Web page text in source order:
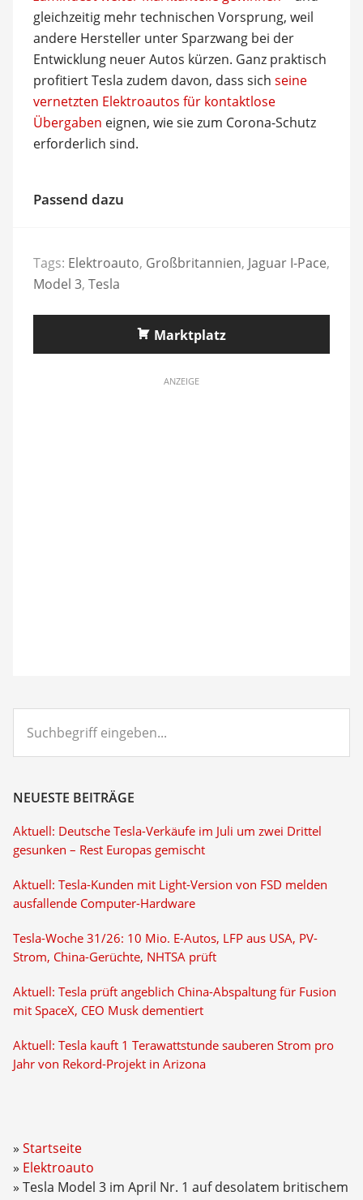
gleichzeitig mehr technischen Vorsprung, weil
andere Hersteller unter Sparzwang bei der
Entwicklung neuer Autos kürzen. Ganz praktisch
profitiert Tesla zudem davon, dass sich seine
vernetzten Elektroautos für kontaktlose
Übergaben eignen, wie sie zum Corona-Schutz
erforderlich sind.
Passend dazu
Tags: Elektroauto, Großbritannien, Jaguar I-Pace,
Model 3, Tesla
Marktplatz
ANZEIGE
eingeben...
NEUESTE BEITRÄGE
Aktuell: Deutsche Tesla-Verkäufe im Juli um zwei Drittel
gesunken – Rest Europas gemischt
Aktuell: Tesla-Kunden mit Light-Version von FSD melden
ausfallende Computer-Hardware
Tesla-Woche 31/26: 10 Mio. E-Autos, LFP aus USA, PV-
Strom, China-Gerüchte, NHTSA prüft
Aktuell: Tesla prüft angeblich China-Abspaltung für Fusion
mit SpaceX, CEO Musk dementiert
Aktuell: Tesla kauft 1 Terawattstunde sauberen Strom pro
Jahr von Rekord-Projekt in Arizona
Startseite
Elektroauto
Tesla Model 3 im April Nr. 1 auf desolatem britischem